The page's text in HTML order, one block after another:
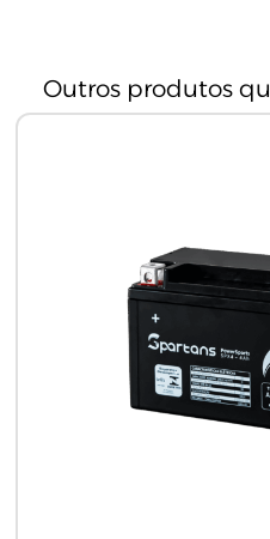
Outros produtos